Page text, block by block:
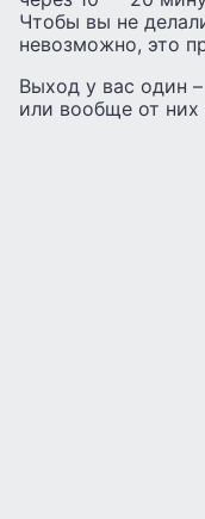
Чтобы вы не
невозможно, это
Выход у вас один
или вообще от них